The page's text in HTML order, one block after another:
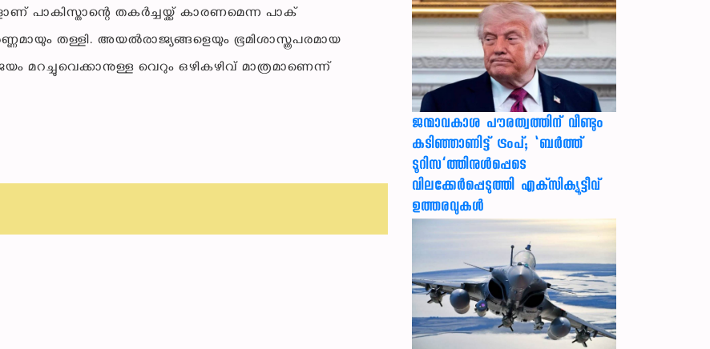
പാകിസ്താന്റെ തകർച്ചയ്ക്ക് കാരണമെന്ന പാക്
തള്ളി. അയൽരാജ്യങ്ങളെയും ഭൂമിശാസ്ത്രപരമായ
മറച്ചുവെക്കാനുള്ള വെറും ഒഴികഴിവ് മാത്രമാണെന്ന്
ജന്മാവകാശ പൗരത്വത്തിന് വീണ്ടും
കടിഞ്ഞാണിട്ട് ട്രംപ്; ‘ബര്‍ത്ത്
ടൂറിസ’ത്തിനുള്‍പ്പെടെ
വിലക്കേര്‍പ്പെടുത്തി എക്‌സിക്യൂട്ടീവ്
ഉത്തരവുകള്‍